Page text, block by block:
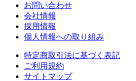
お問い合わせ
会社情報
採用情報
個人情報への取り組み
特定商取引法に基づく表記
ご利用規約
サイトマップ